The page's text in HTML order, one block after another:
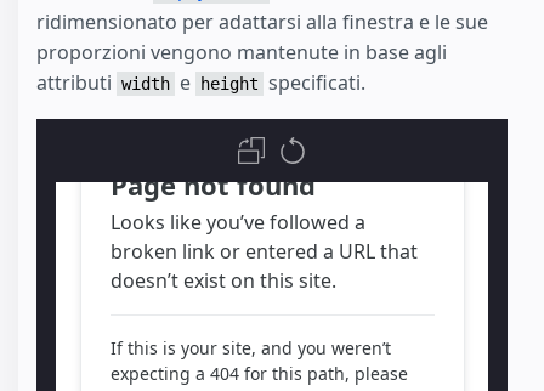
ridimensionato per adattarsi alla finestra e le sue
proporzioni vengono mantenute in base agli
attributi width e height specificati.